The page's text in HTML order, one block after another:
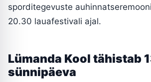
sporditegevuste
20.30 lauafestivali ajal.
Lümanda Kool tähistab
sünnipäeva